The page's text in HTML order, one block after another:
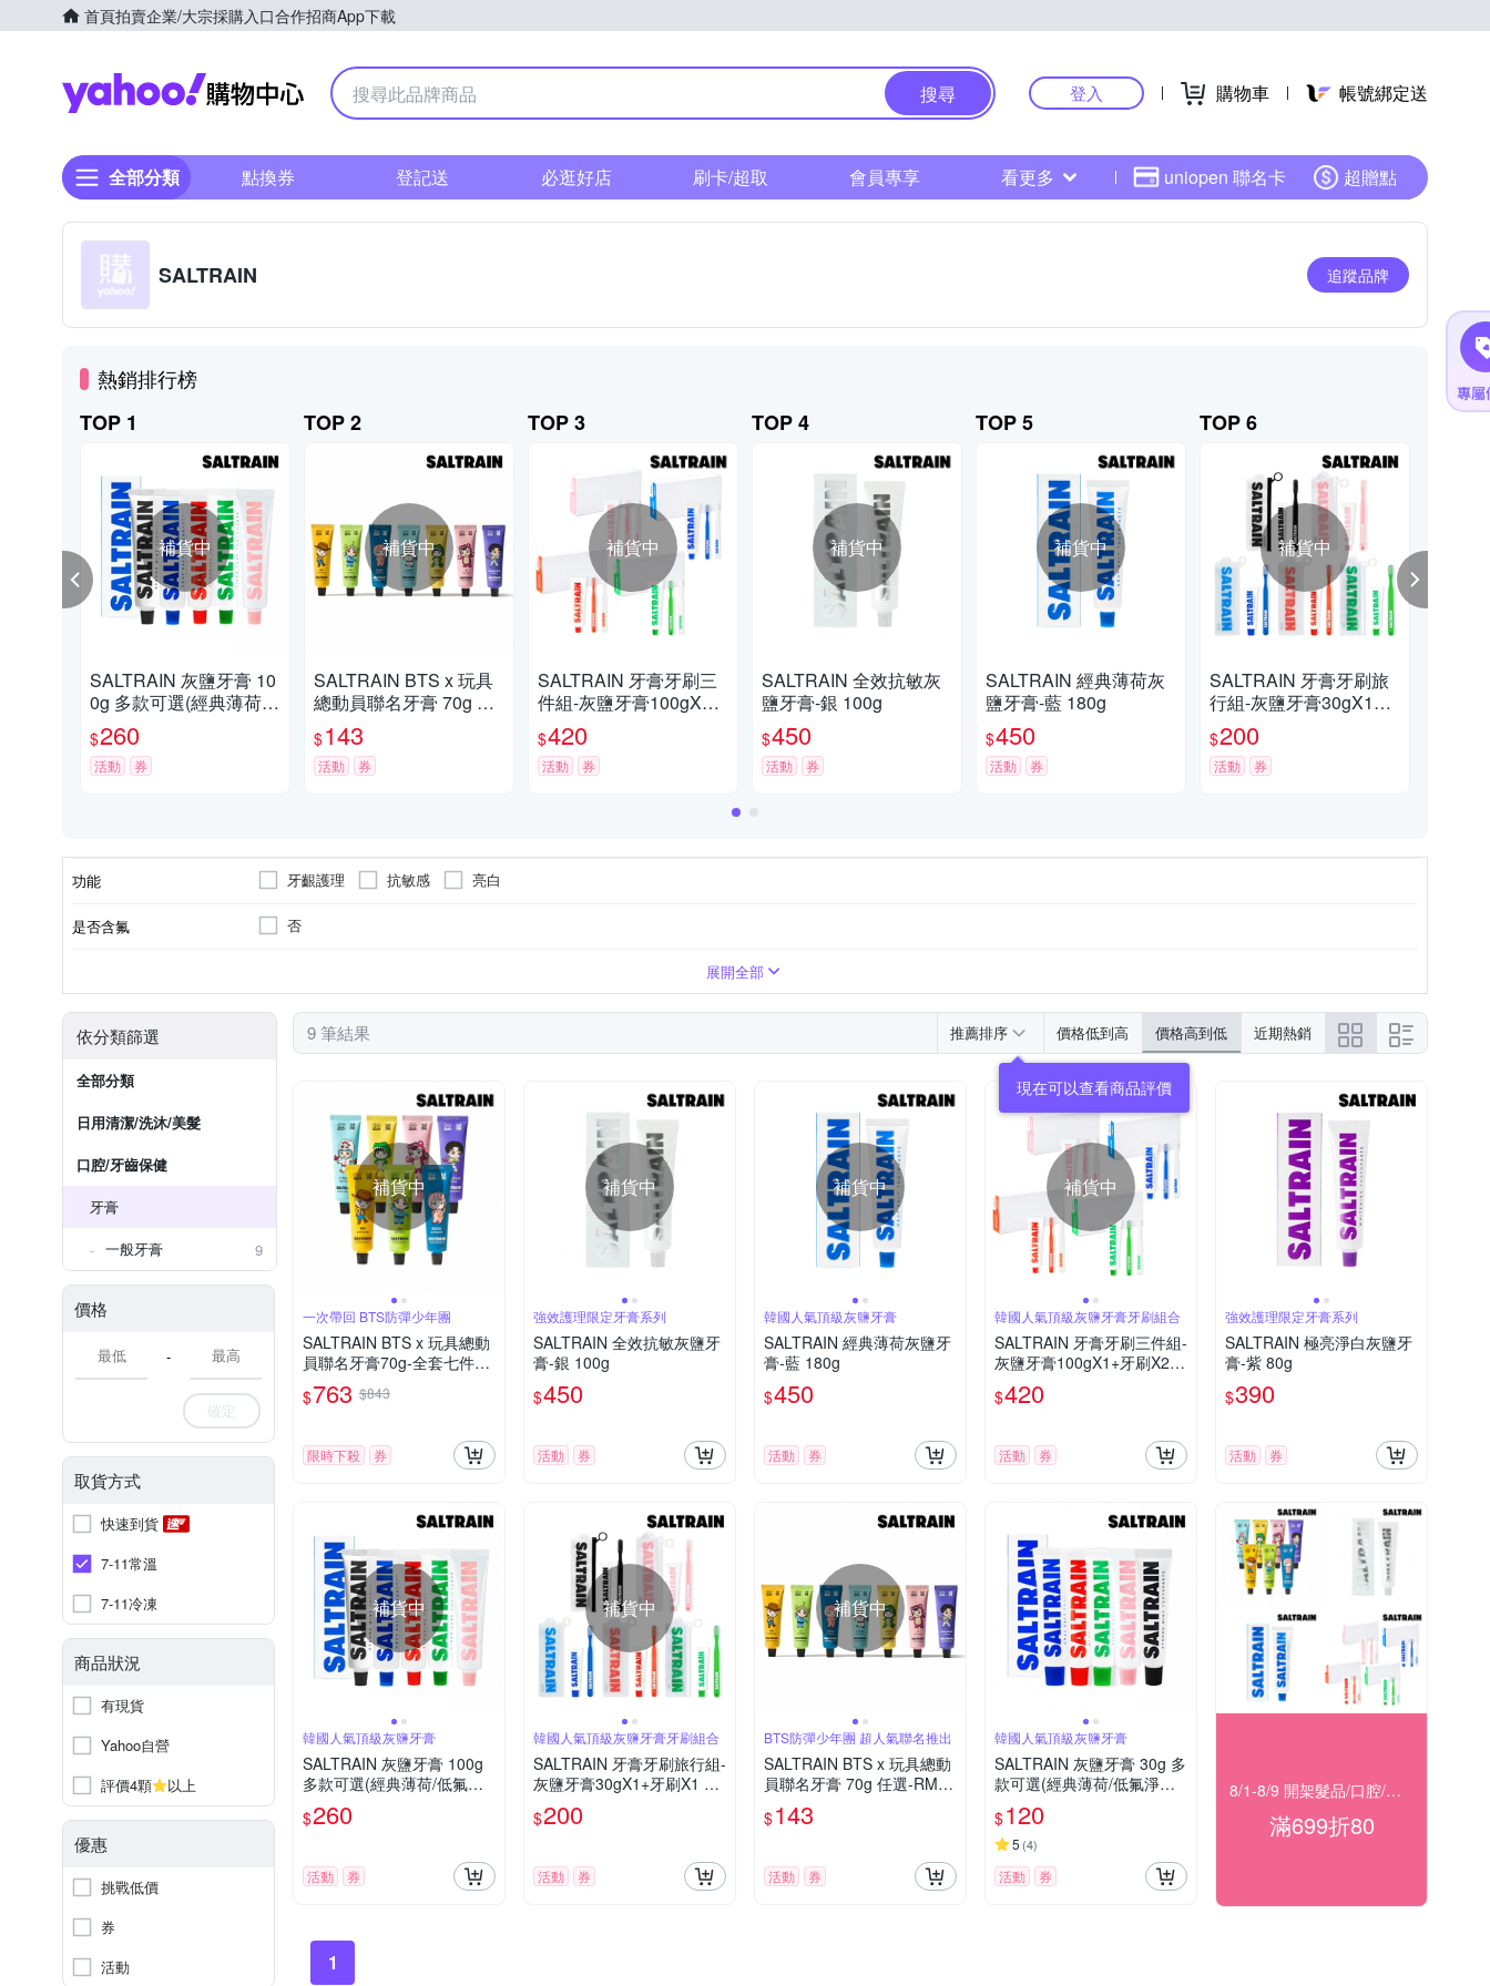
首頁拍賣企業/大宗採購入口合作招商App下載
Yahoo購物中心
搜尋 登入 購物車 帳號綁定送
全部分類 點換券 登記送 必逛好店 刷卡/超取 會員專享 看更多 uniopen 聯名卡 超贈點
SALTRAIN 追蹤品牌
熱銷排行榜
TOP 1
補貨中
SALTRAIN 灰鹽牙膏 10
0g 多款可選(經典薄荷/
低氟淨護/積雪草修護/清
恬香檸/強效薄荷)
$260
活動 券
TOP 2
補貨中
SALTRAIN BTS x 玩具
總動員聯名牙膏 70g 任
選-RM/Jin/SUGA/j-hop/
Jimin/V/Jung Kook
$143
活動 券
TOP 3
補貨中
SALTRAIN 牙膏牙刷三
件組-灰鹽牙膏100gX1
+牙刷X2 多款可選 (經典
薄荷/低氟淨護/積雪草修
護/清恬香檸)
$420
活動 券
TOP 4
補貨中
SALTRAIN 全效抗敏灰
鹽牙膏-銀 100g
$450
活動 券
TOP 5
補貨中
SALTRAIN 經典薄荷灰
鹽牙膏-藍 180g
$450
活動 券
TOP 6
補貨中
SALTRAIN 牙膏牙刷旅
行組-灰鹽牙膏30gX1
+牙刷X1 多款可選 (經典
薄荷/低氟淨護/積雪草修
護/清恬香檸/強效薄荷)
$200
活動 券
功能 牙齦護理 抗敏感 亮白
是否含氟 否
展開全部
依分類篩選
全部分類
日用清潔/洗沐/美髮
口腔/牙齒保健
牙膏
一般牙膏
9
價格
-
確定
取貨方式
快速到貨
7-11常溫
7-11冷凍
商品狀況
有現貨
Yahoo自營
評價4顆
以上
優惠
挑戰低價
券
活動
9 筆結果 推薦排序 價格低到高 價格高到低 近期熱銷
補貨中
一次帶回 BTS防彈少年團
SALTRAIN BTS x 玩具總動
員聯名牙膏70g-全套七件組-
RM/Jin/SUGA/j-hop/Jimin/
V/Jung Kook
$763 $843
限時下殺 券
補貨中
強效護理限定牙膏系列
SALTRAIN 全效抗敏灰鹽牙
膏-銀 100g
$450
活動 券
補貨中
韓國人氣頂級灰鹽牙膏
SALTRAIN 經典薄荷灰鹽牙
膏-藍 180g
$450
活動 券
補貨中
韓國人氣頂級灰鹽牙膏牙刷組合
SALTRAIN 牙膏牙刷三件組-
灰鹽牙膏100gX1+牙刷X2
多款可選 (經典薄荷/低氟淨
護/積雪草修護/清恬香檸)
$420
活動 券
強效護理限定牙膏系列
SALTRAIN 極亮淨白灰鹽牙
膏-紫 80g
$390
活動 券
補貨中
韓國人氣頂級灰鹽牙膏
SALTRAIN 灰鹽牙膏 100g
多款可選(經典薄荷/低氟淨
護/積雪草修護/清恬香檸/強
效薄荷)
$260
活動 券
補貨中
韓國人氣頂級灰鹽牙膏牙刷組合
SALTRAIN 牙膏牙刷旅行組-
灰鹽牙膏30gX1+牙刷X1 多
款可選 (經典薄荷/低氟淨護/
積雪草修護/清恬香檸/強效
$200
活動 券
補貨中
BTS防彈少年團 超人氣聯名推出
SALTRAIN BTS x 玩具總動
員聯名牙膏 70g 任選-RM/Ji
n/SUGA/j-hop/Jimin/V/Jung
Kook
$143
活動 券
韓國人氣頂級灰鹽牙膏
SALTRAIN 灰鹽牙膏 30g 多
款可選(經典薄荷/低氟淨護/
積雪草修護/清恬香檸/強效
薄荷)
$120
5 (4)
活動 券
8/1-8/9 開架髮品/口腔/洗沐★滿699折80
滿699折80
1